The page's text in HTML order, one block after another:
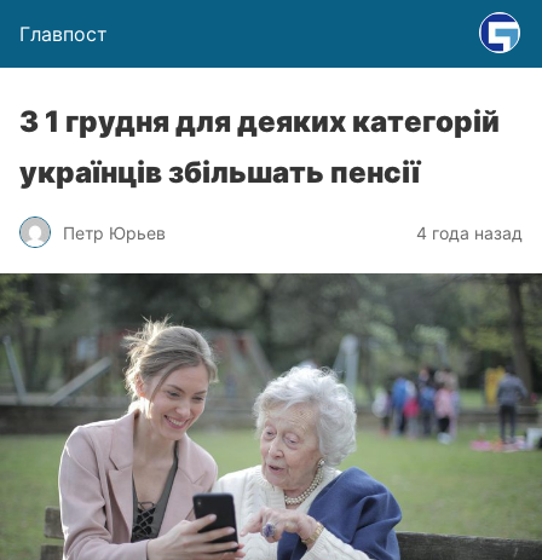
Главпост
З 1 грудня для деяких категорій
українців збільшать пенсії
Петр Юрьев 4 года назад